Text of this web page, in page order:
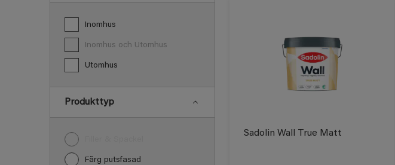
Inomhus
Inomhus och Utomhus
Utomhus
Produkttyp
Fãrg putsfasad
Sadolin Wall True Matt